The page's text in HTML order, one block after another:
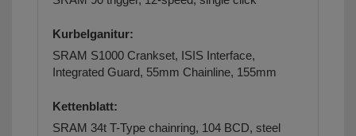
Kurbelganitur:
SRAM S1000 Crankset, ISIS Interface,
Integrated Guard, 55mm Chainline, 155mm
Kettenblatt:
SRAM 34t T-Type chainring, 104 BCD, steel